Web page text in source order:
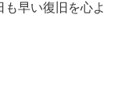
も早い復旧を心よ